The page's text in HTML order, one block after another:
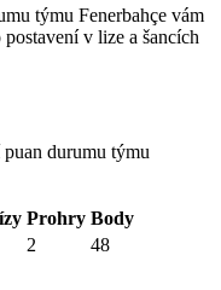
týmu Fenerbahçe vám
v lize a šancích
puan durumu týmu
Prohry Body
2 48